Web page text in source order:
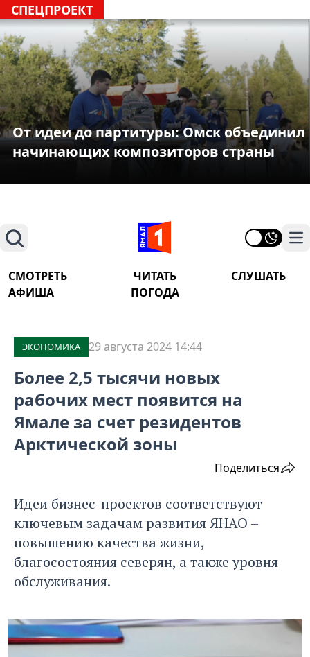
СПЕЦПРОЕКТ
От идеи до партитуры: Омск объединил
начинающих композиторов страны
Поиск
СМОТРЕТЬ ЧИТАТЬ
СЛУШАТЬ
АФИША
ПОГОДА
ЭКОНОМИКА 29 августа 2024 14:44
Более 2,5 тысячи новых
рабочих мест появится на
Ямале за счет резидентов
Арктической зоны
Поделиться
Идеи бизнес-проектов соответствуют
ключевым задачам развития ЯНАО –
повышению качества жизни,
благосостояния северян, а также уровня
обслуживания.